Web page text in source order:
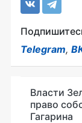
Telegram,
Власти
право
Гагарина